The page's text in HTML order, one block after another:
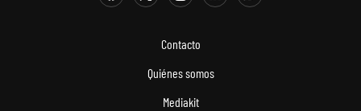
Contacto
Quiénes somos
Mediakit